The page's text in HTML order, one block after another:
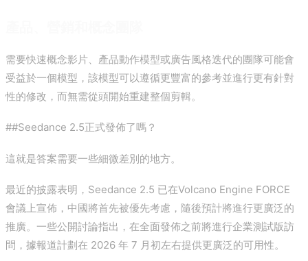
需要快速概念影片、產品動作模型或廣告風格迭代的團隊可能會
受益於一個模型，該模型可以遵循更豐富的參考並進行更有針對
性的修改，而無需從頭開始重建整個剪輯。
##Seedance 2.5正式發佈了嗎？
這就是答案需要一些細微差別的地方。
最近的披露表明，Seedance 2.5 已在Volcano Engine FORCE
會議上宣佈，中國將首先被優先考慮，隨後預計將進行更廣泛的
推廣。一些公開討論指出，在全面發佈之前將進行企業測試版訪
問，據報道計劃在 2026 年 7 月初左右提供更廣泛的可用性。